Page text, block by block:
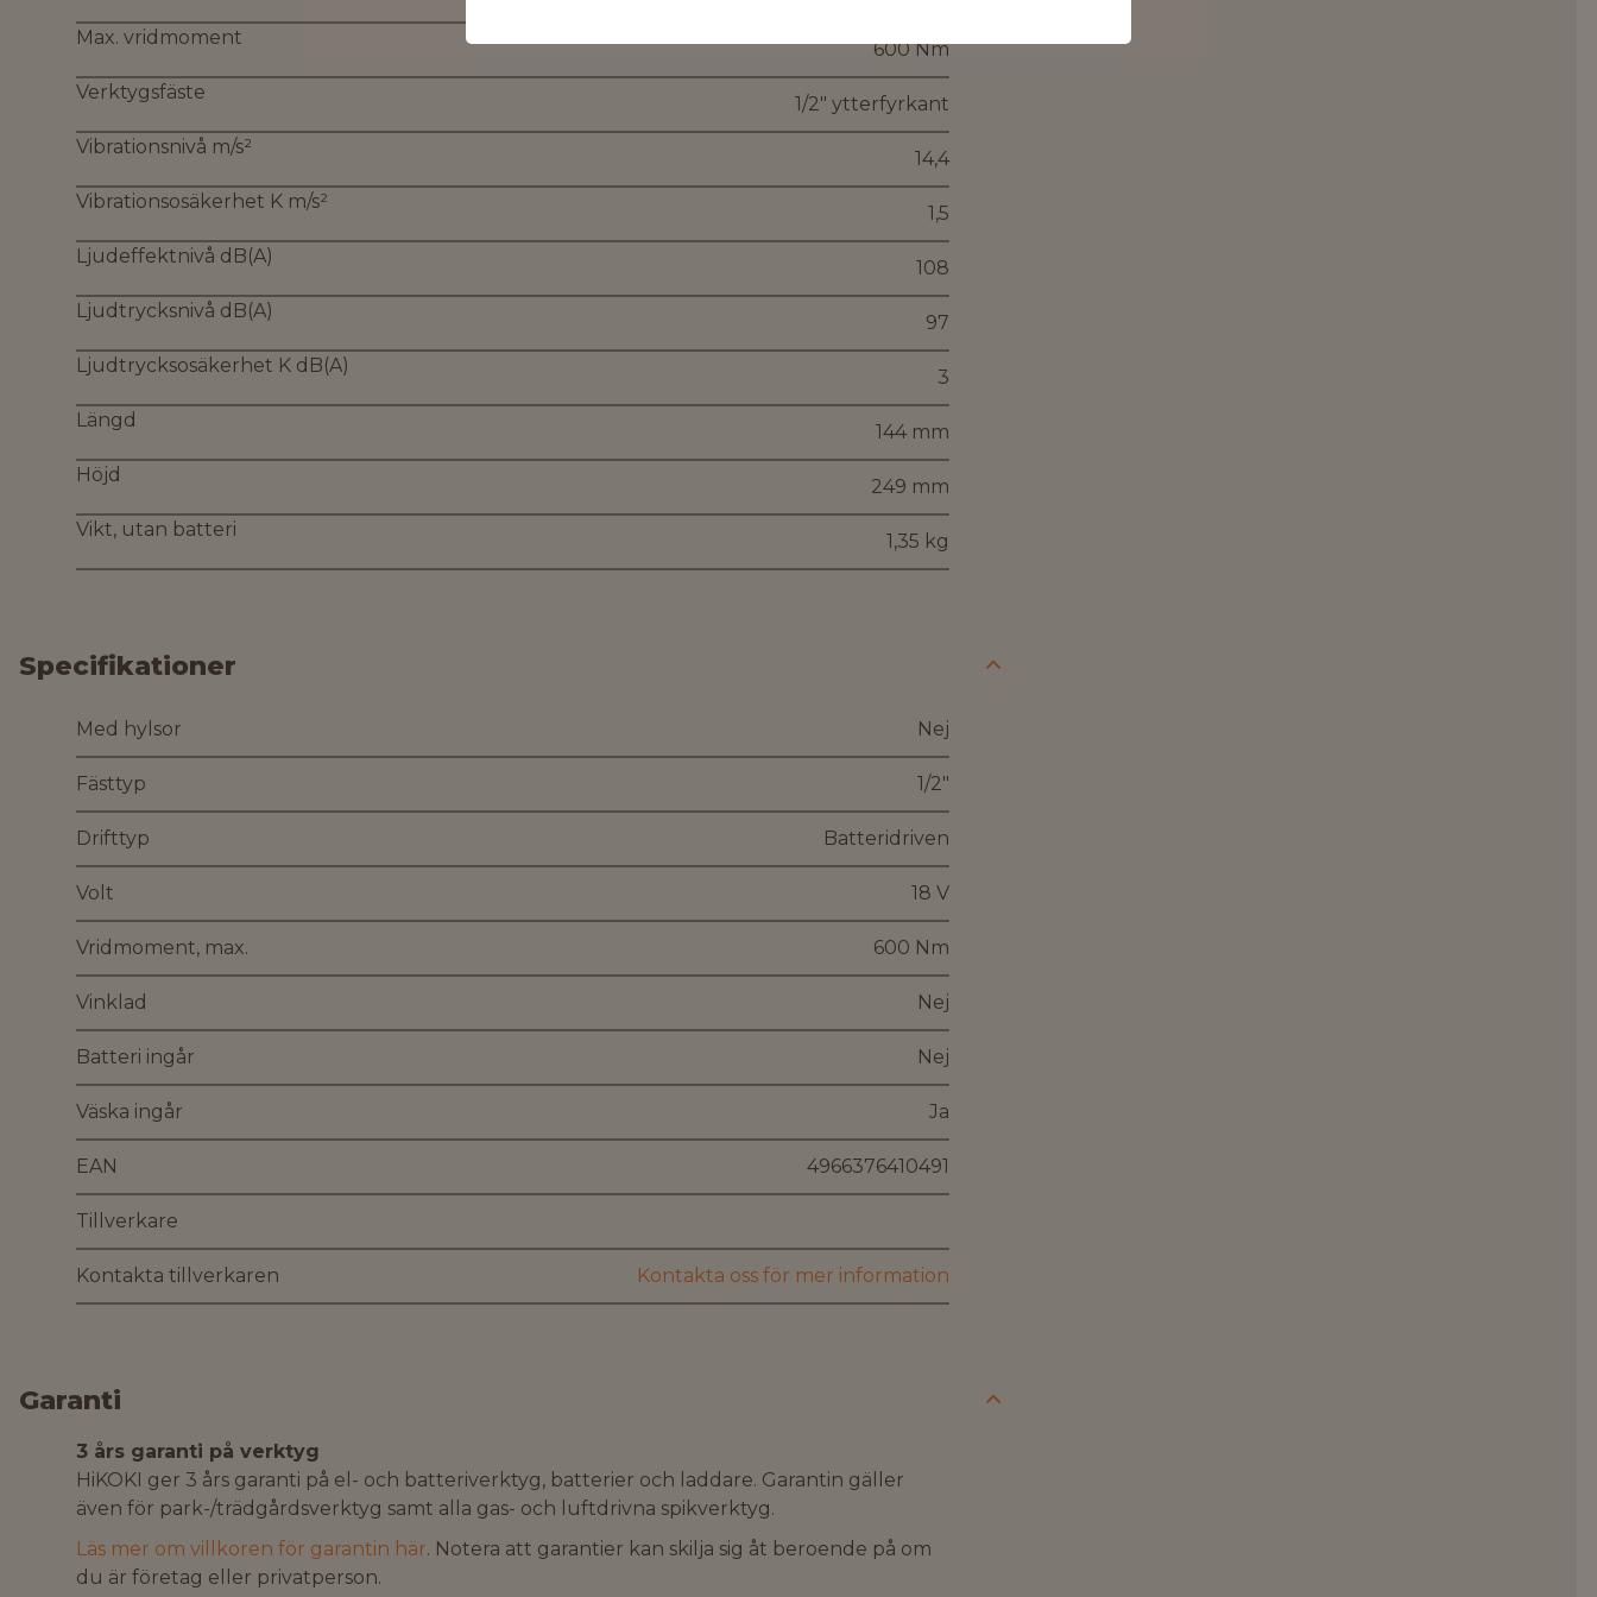
Max. vridmoment
600 Nm
Verktygsfäste
1/2" ytterfyrkant
Vibrationsnivå m/s²
14,4
Vibrationsosäkerhet K m/s²
1,5
Ljudeffektnivå dB(A)
108
Ljudtrycksnivå dB(A)
97
Ljudtrycksosäkerhet K dB(A)
3
Längd
144 mm
Höjd
249 mm
Vikt, utan batteri
1,35 kg
Specifikationer
Med hylsor Nej
Fästtyp 1/2"
Drifttyp Batteridriven
Volt 18 V
Vridmoment, max. 600 Nm
Vinklad Nej
Batteri ingår Nej
Väska ingår Ja
EAN 4966376410491
Tillverkare
Kontakta tillverkaren Kontakta oss för mer information
Garanti
3 års garanti på verktyg
HiKOKI ger 3 års garanti på el- och batteriverktyg, batterier och laddare. Garantin gäller
även för park-/trädgårdsverktyg samt alla gas- och luftdrivna spikverktyg.
Läs mer om villkoren för garantin här. Notera att garantier kan skilja sig åt beroende på om
du är företag eller privatperson.